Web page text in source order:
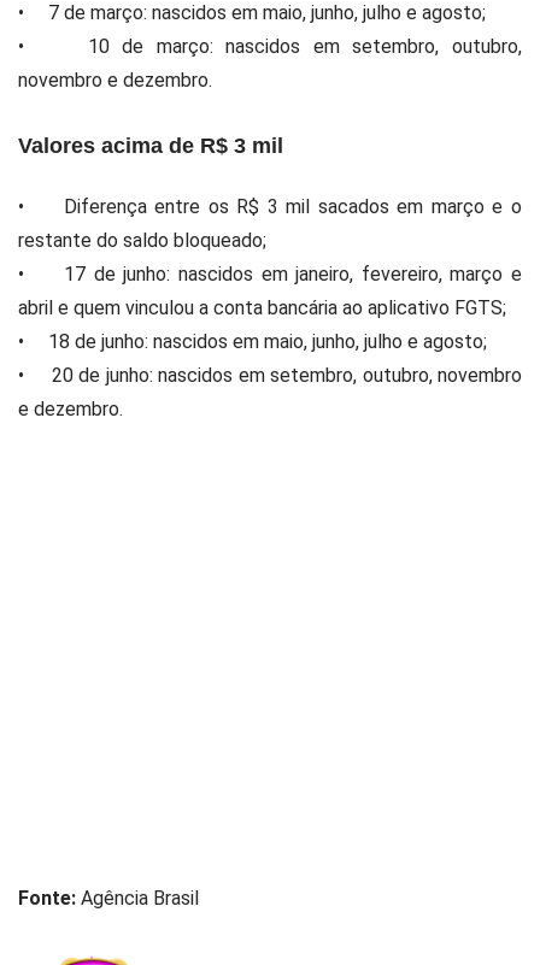
• 7 de março: nascidos em maio, junho, julho e agosto;
• 10 de março: nascidos em setembro, outubro,
novembro e dezembro.
Valores acima de R$ 3 mil
• Diferença entre os R$ 3 mil sacados em março e o
restante do saldo bloqueado;
• 17 de junho: nascidos em janeiro, fevereiro, março e
abril e quem vinculou a conta bancária ao aplicativo FGTS;
• 18 de junho: nascidos em maio, junho, julho e agosto;
• 20 de junho: nascidos em setembro, outubro, novembro
e dezembro.
Fonte: Agência Brasil